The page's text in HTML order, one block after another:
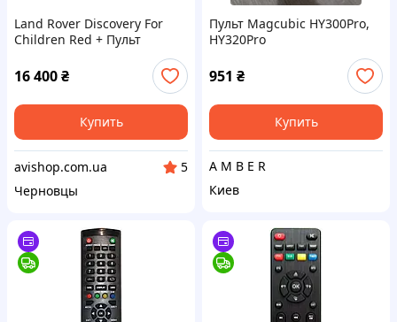
Land Rover Discovery For
Children Red + Пульт
16 400₴
Купить
avishop.com.ua
5
Черновцы
Пульт Magcubic HY300Pro,
HY320Pro
951 ₴
Купить
A M B E R
Киев